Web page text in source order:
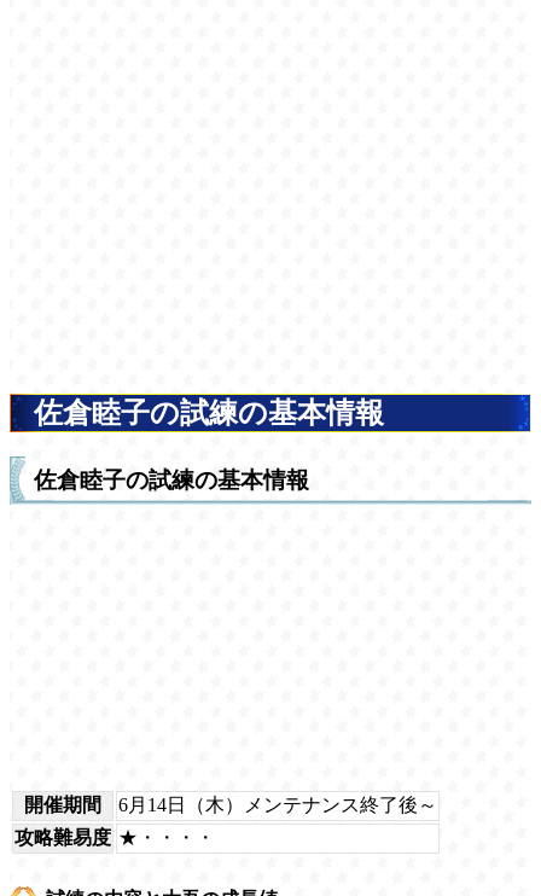
佐倉睦子の試練の基本情報
佐倉睦子の試練の基本情報
開催期間
6月14日（木）メンテナンス終了後～
攻略難易度 ★・・・・